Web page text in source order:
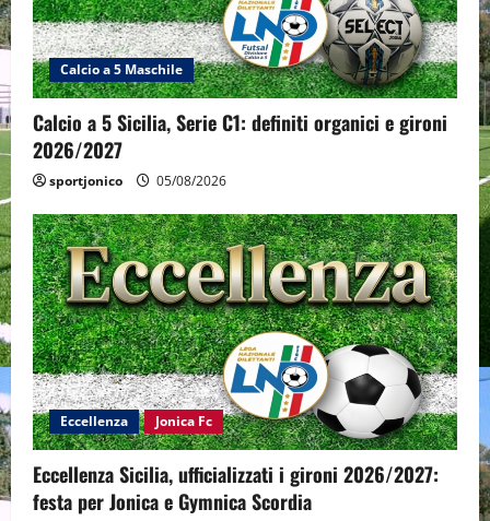
Calcio a 5 Maschile
Calcio a 5 Sicilia, Serie C1: definiti organici e gironi
2026/2027
sportjonico 05/08/2026
Eccellenza Jonica Fc
Eccellenza Sicilia, ufficializzati i gironi 2026/2027:
festa per Jonica e Gymnica Scordia